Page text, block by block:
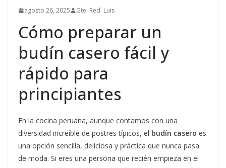
agosto 26, 2025 Gte. Red. Luis
Cómo preparar un
budín casero fácil y
rápido para
principiantes
En la cocina peruana, aunque contamos con una
diversidad increíble de postres típicos, el budín casero es
una opción sencilla, deliciosa y práctica que nunca pasa
de moda. Si eres una persona que recién empieza en el